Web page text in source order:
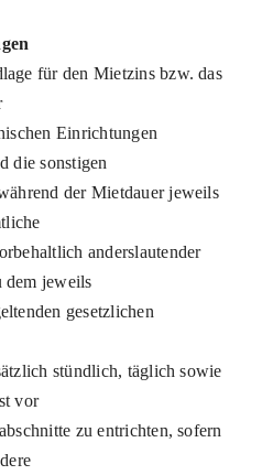
für den Mietzins bzw. das
Einrichtungen
die sonstigen
der Mietdauer jeweils
anderslautender
dem jeweils
gesetzlichen
stündlich, täglich sowie
vor
zu entrichten, sofern